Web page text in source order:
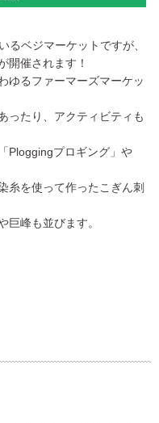
るベジマーケットですが、
開催されます！
ゆるファーマーズマーケッ
ったり、アクティビティも
Ploggingプロギング」や
糸を使って作ったこぎん刺
巨峰も並びます。